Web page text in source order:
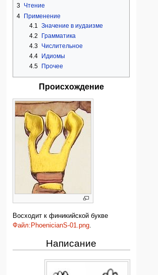
3 Чтение
4 Применение
4.1
Значение в иудаизме
4.2
Грамматика
4.3
Числительное
4.4
Идиомы
4.5
Прочее
Происхождение
Восходит к финикийской букве
Файл:PhoenicianS-01.png.
Написание